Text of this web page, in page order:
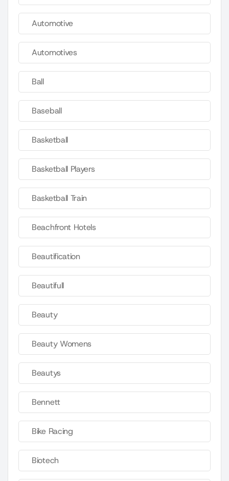
Automotive
Automotives
Ball
Baseball
Basketball
Basketball Players
Basketball Train
Beachfront Hotels
Beautification
Beautifull
Beauty
Beauty Womens
Beautys
Bennett
Bike Racing
Biotech